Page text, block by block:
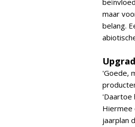
maar
belang.
'Goede,
'Daartoe
Hiermee
jaarplan